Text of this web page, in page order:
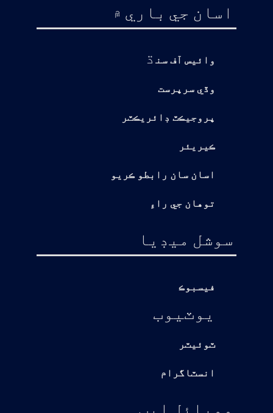
اسان جي باري ۾
وائيس آف سن ڌ
وڏي سرپرست
پروجيڪٽ ڊائريڪٽر
ڪيريئر
اسان سان رابطو ڪريو
توهان جي راءِ
سوشل ميڊيا
فيسبوڪ
يوٽيوب
ٽوئيٽر
انسٽاگرام
موبائل ايپ